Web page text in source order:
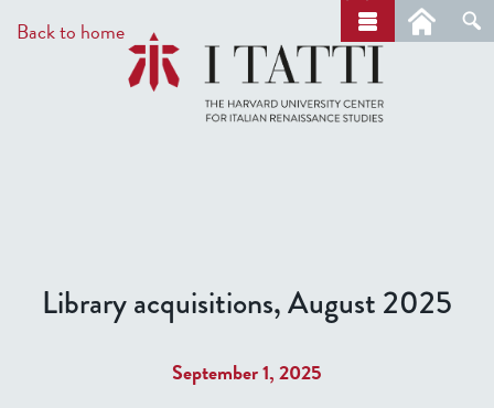
to
main
Back to home
r
c
h
Library acquisitions, August 2025
September 1, 2025